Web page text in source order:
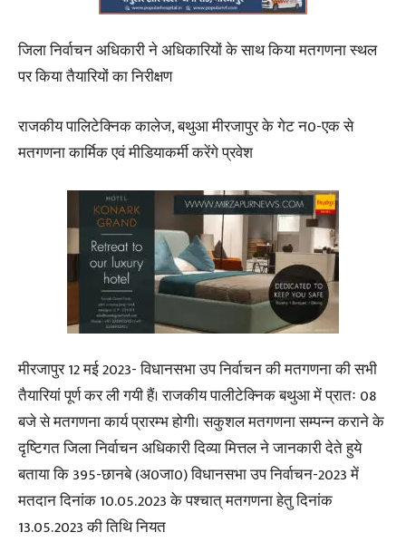
जिला निर्वाचन अधिकारी ने अधिकारियों के साथ किया मतगणना स्थल
पर किया तैयारियों का निरीक्षण
राजकीय पालिटेक्निक कालेज, बथुआ मीरजापुर के गेट न0-एक से
मतगणना कार्मिक एवं मीडियाकर्मी करेंगे प्रवेश
मीरजापुर 12 मई 2023- विधानसभा उप निर्वाचन की मतगणना की सभी
तैयारियां पूर्ण कर ली गयी हैं। राजकीय पालीटेक्निक बथुआ में प्रातः 08
बजे से मतगणना कार्य प्रारम्भ होगी। सकुशल मतगणना सम्पन्न कराने के
दृष्टिगत जिला निर्वाचन अधिकारी दिव्या मित्तल ने जानकारी देते हुये
बताया कि 395-छानबे (अ0जा0) विधानसभा उप निर्वाचन-2023 में
मतदान दिनांक 10.05.2023 के पश्चात् मतगणना हेतु दिनांक
13.05.2023 की तिथि नियत